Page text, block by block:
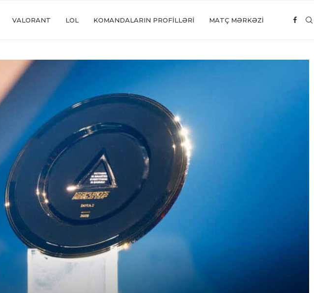
VALORANT LOL KOMANDALARIN PROFILLƏRI MATÇ MƏRKƏZİ